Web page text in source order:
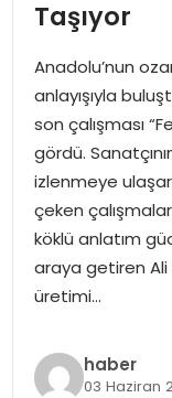
SPOR
GÜNDEM
MAGAZIN
Taşıyor
Anadolu’nun
anlayışıyla
son çalışması
gördü.
izlenmeye
çeken
köklü anlatım
araya getiren Ali
üretimi…
haber
03 Haziran